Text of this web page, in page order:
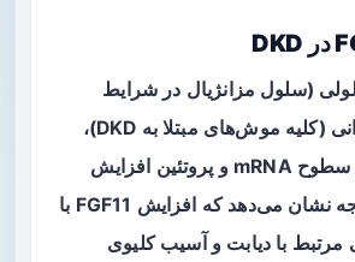
(سلول مزانژیال در شرایط
گلوکز بالا) و حیوانی (کلیه موش‌های مبتلا به DKD)،
در سطوح mRNA و پروتئین افزایش
نشان داد. این نتیجه نشان می‌دهد که افزایش FGF11 با
مرتبط با دیابت و آسیب کلیوی